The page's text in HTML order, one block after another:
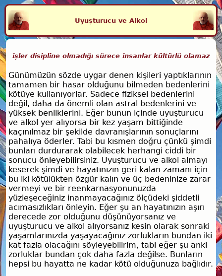
Uyuşturucu ve Alkol
işler disipline olmadığı sürece insanlar kültürlü olamaz
Günümüzün sözde uygar denen kişileri yaptıklarının
tamamen bir hasar olduğunu bilmeden bedenlerini
kötüye kullanıyorlar. Sadece fiziksel bedenlerini
değil, daha da önemli olan astral bedenlerini ve
yüksek benliklerini. Eğer bunun içinde uyuşturucu
ve alkol yer alıyorsa bir kez yaşam bittiğinde
kaçınılmaz bir şekilde davranışlarının sonuçlarını
pahalıya öderler. Tabi bu kısmen doğru çünkü şimdi
bunları durdurarak olabilecek herhangi ciddi bir
sonucu önleyebilirsiniz. Uyuşturucu ve alkol almayı
keserek şimdi ve hayatınızın geri kalan zamanı için
bu iki kötülükten özgür kalın ve üç bedeninize zarar
vermeyi ve bir reenkarnasyonunuzda
yüzleşeceğiniz inanmayacağınız ölçüdeki şiddetli
acımasızlıkları önleyin. Eğer şu an hayatınızın aşırı
derecede zor olduğunu düşünüyorsanız ve
uyuşturucu ve alkol alıyorsanız kesin olarak sonraki
yaşamlarınızda yaşayacağınız zorlukların bundan iki
kat fazla olacağını söyleyebilirim, tabi eğer şu anki
zorluklar bundan çok daha fazla değilse. Bunların
hepsi bu hayatta ne kadar kötü olduğunuza bağlıdır.